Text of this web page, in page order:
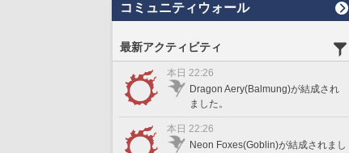
コミュニティウォール
最新アクティビティ
本日 22:26
Dragon Aery(Balmung)が結成され
ました。
本日 22:26
Neon Foxes(Goblin)が結成されまし